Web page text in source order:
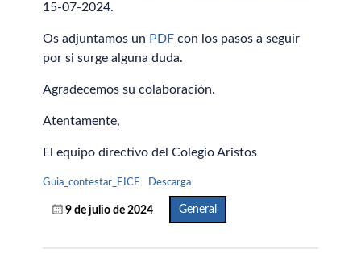
15-07-2024.
Os adjuntamos un PDF con los pasos a seguir
por si surge alguna duda.
Agradecemos su colaboración.
Atentamente,
El equipo directivo del Colegio Aristos
Guia_contestar_EICE Descarga
9 de julio de 2024 General